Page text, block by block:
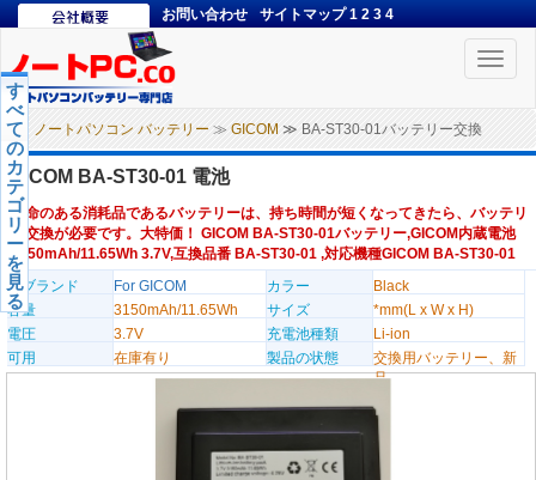
お問い合わせ サイトマップ 1 2 3 4
Toggle
ノートパソコン バッテリー ≫ GICOM ≫ BA-ST30-01バッテリー交換
す
べ
て
の
カ
テ
ゴ
リ
ー
を
見
る
GICOM BA-ST30-01 電池
寿命のある消耗品であるバッテリーは、持ち時間が短くなってきたら、バッテリ
ー交換が必要です。大特価！ GICOM BA-ST30-01バッテリー,GICOM内蔵電池
3150mAh/11.65Wh 3.7V,互換品番 BA-ST30-01 ,対応機種GICOM BA-ST30-01
のブランド
For GICOM カラー
Black
容量
3150mAh/11.65Wh サイズ
*mm(L x W x H)
電圧
3.7V 充電池種類
Li-ion
可用
在庫有り 製品の状態
交換用バッテリー、新
品